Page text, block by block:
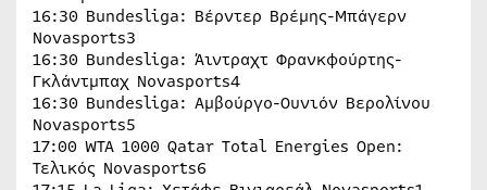
16:30 Bundesliga: Βέρντερ Βρέμης-Μπάγερν
Novasports3
16:30 Bundesliga: Άιντραχτ Φρανκφούρτης-
Γκλάντμπαχ Novasports4
16:30 Bundesliga: Αμβούργο-Ουνιόν Βερολίνου
Novasports5
17:00 WTA 1000 Qatar Total Energies Open:
Τελικός Novasports6